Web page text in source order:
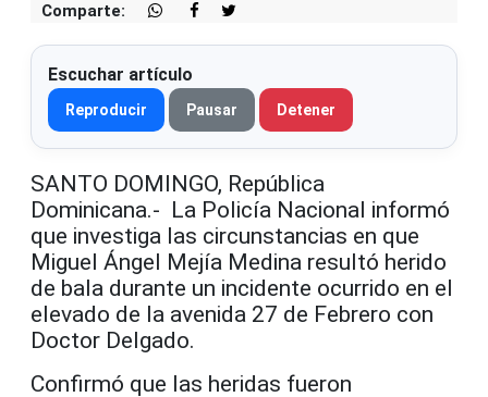
Comparte:
Escuchar artículo
Reproducir Pausar Detener
SANTO DOMINGO, República
Dominicana.- La Policía Nacional informó
que investiga las circunstancias en que
Miguel Ángel Mejía Medina resultó herido
de bala durante un incidente ocurrido en el
elevado de la avenida 27 de Febrero con
Doctor Delgado.
Confirmó que las heridas fueron